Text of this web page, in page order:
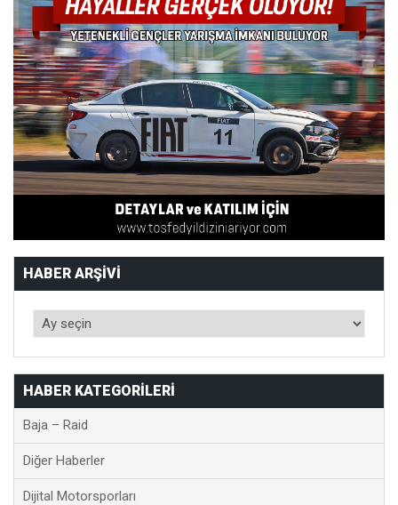
HABER ARŞIVI
HABER KATEGORILERI
Baja – Raid
Diğer Haberler
Dijital Motorsporları